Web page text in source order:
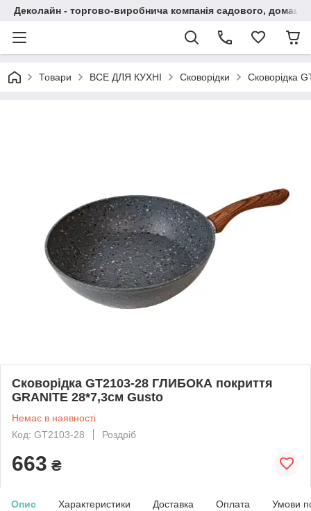
Деколайн - торгово-виробнича компанія садового,
Товари ВСЕ ДЛЯ КУХНІ Сковорідки Сковорідка
Сковорідка GT2103-28 ГЛИБОКА покриття
GRANITE 28*7,3см Gusto
Немає в наявності
Код: GT2103-28
Роздріб
663 ₴
Опис Характеристики Доставка Оплата Умови